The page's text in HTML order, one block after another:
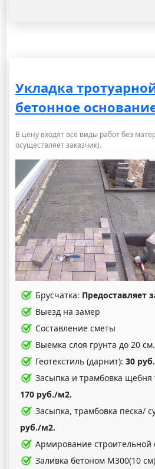
Укладка
бетонное
В цену входят все виды работ без
осуществляет заказчик).
Брусчатка: Предоставляет
Выезд на замер
Составление сметы
Выемка слоя грунта до 20
Геотекстиль (дарнит):30
Засыпка и трамбовка
170 руб./м2.
Засыпка, трамбовка песка/
руб./м2.
Армирование строительной
Заливка бетоном М300(10